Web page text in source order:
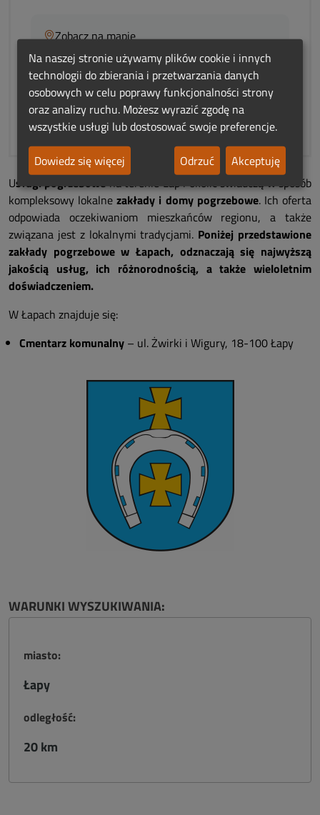
Zobacz na mapie
To Twój wpis? Przejmij nad nim kontrolę!
Niepoprawne dane?
Usługi pogrzebowena terenie Łap i okolic świadczą w sposób
kompleksowy lokalnezakłady i domy pogrzebowe. Ich oferta
odpowiada oczekiwaniom mieszkańców regionu, a także
związana jest z lokalnymi tradycjami. Poniżej przedstawione
zakłady pogrzebowe w Łapach, odznaczają się najwyższą
jakością usług, ich różnorodnością, a także wieloletnim
doświadczeniem.
W Łapach znajduje się:
Cmentarz komunalny – ul. Żwirki i Wigury, 18-100 Łapy
WARUNKI WYSZUKIWANIA:
miasto:
Łapy
odległość:
20 km
Na naszej stronie używamy plików cookie i innych
technologii do zbierania i przetwarzania danych
osobowych w celu poprawy funkcjonalności strony
oraz analizy ruchu. Możesz wyrazić zgodę na
wszystkie usługi lub dostosować swoje preferencje.
Dowiedz się więcej
Odrzuć Akceptuję